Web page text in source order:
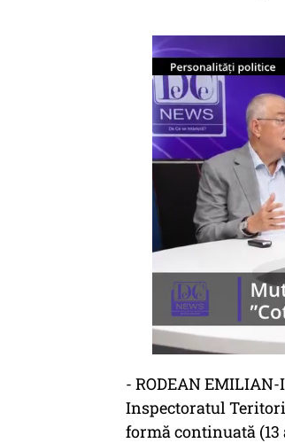
- RODEAN
Inspectoratul
formă continuată (13